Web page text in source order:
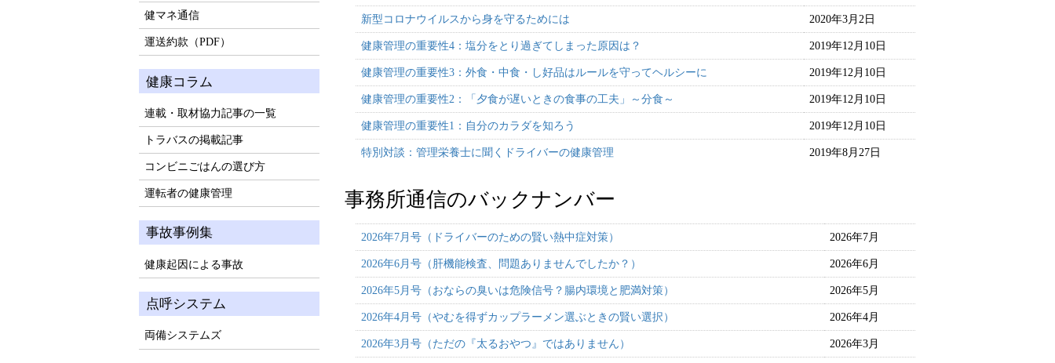
健マネ通信
運送約款（PDF）
健康コラム
連載・取材協力記事の一覧
トラバスの掲載記事
コンビニごはんの選び方
運転者の健康管理
事故事例集
健康起因による事故
点呼システム
両備システムズ
新型コロナウイルスから身を守るためには 2020年3月2日
健康管理の重要性4：塩分をとり過ぎてしまった原因は？ 2019年12月10日
健康管理の重要性3：外食・中食・し好品はルールを守ってヘルシーに 2019年12月10日
健康管理の重要性2：「夕食が遅いときの食事の工夫」～分食～ 2019年12月10日
健康管理の重要性1：自分のカラダを知ろう 2019年12月10日
特別対談：管理栄養士に聞くドライバーの健康管理 2019年8月27日
事務所通信のバックナンバー
2026年7月号（ドライバーのための賢い熱中症対策） 2026年7月
2026年6月号（肝機能検査、問題ありませんでしたか？） 2026年6月
2026年5月号（おならの臭いは危険信号？腸内環境と肥満対策） 2026年5月
2026年4月号（やむを得ずカップラーメン選ぶときの賢い選択） 2026年4月
2026年3月号（ただの『太るおやつ』ではありません） 2026年3月